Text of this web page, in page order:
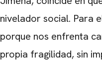
nivelador social. Para
porque nos enfrenta
propia fragilidad, sin